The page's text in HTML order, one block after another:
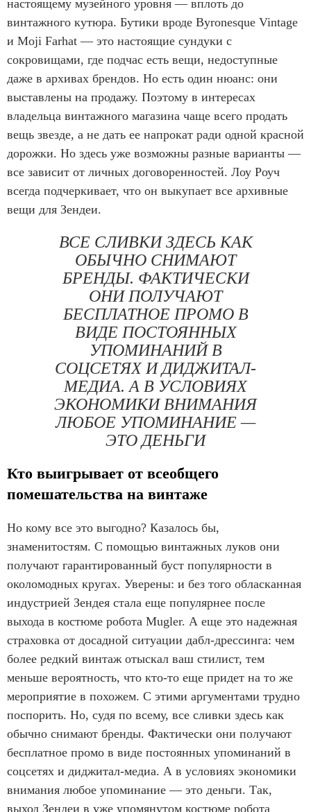
настоящему музейного уровня — вплоть до
винтажного кутюра. Бутики вроде Byronesque Vintage
и Moji Farhat — это настоящие сундуки с
сокровищами, где подчас есть вещи, недоступные
даже в архивах брендов. Но есть один нюанс: они
выставлены на продажу. Поэтому в интересах
владельца винтажного магазина чаще всего продать
вещь звезде, а не дать ее напрокат ради одной красной
дорожки. Но здесь уже возможны разные варианты —
все зависит от личных договоренностей. Лоу Роуч
всегда подчеркивает, что он выкупает все архивные
вещи для Зендеи.
ВСЕ СЛИВКИ ЗДЕСЬ КАК
ОБЫЧНО СНИМАЮТ
БРЕНДЫ. ФАКТИЧЕСКИ
ОНИ ПОЛУЧАЮТ
БЕСПЛАТНОЕ ПРОМО В
ВИДЕ ПОСТОЯННЫХ
УПОМИНАНИЙ В
СОЦСЕТЯХ И ДИДЖИТАЛ-
МЕДИА. А В УСЛОВИЯХ
ЭКОНОМИКИ ВНИМАНИЯ
ЛЮБОЕ УПОМИНАНИЕ —
ЭТО ДЕНЬГИ
Кто выигрывает от всеобщего
помешательства на винтаже
Но кому все это выгодно? Казалось бы,
знаменитостям. С помощью винтажных луков они
получают гарантированный буст популярности в
околомодных кругах. Уверены: и без того обласканная
индустрией Зендея стала еще популярнее после
выхода в костюме робота Mugler. А еще это надежная
страховка от досадной ситуации дабл-дрессинга: чем
более редкий винтаж отыскал ваш стилист, тем
меньше вероятность, что кто-то еще придет на то же
мероприятие в похожем. С этими аргументами трудно
поспорить. Но, судя по всему, все сливки здесь как
обычно снимают бренды. Фактически они получают
бесплатное промо в виде постоянных упоминаний в
соцсетях и диджитал-медиа. А в условиях экономики
внимания любое упоминание — это деньги. Так,
выход Зендеи в уже упомянутом костюме робота